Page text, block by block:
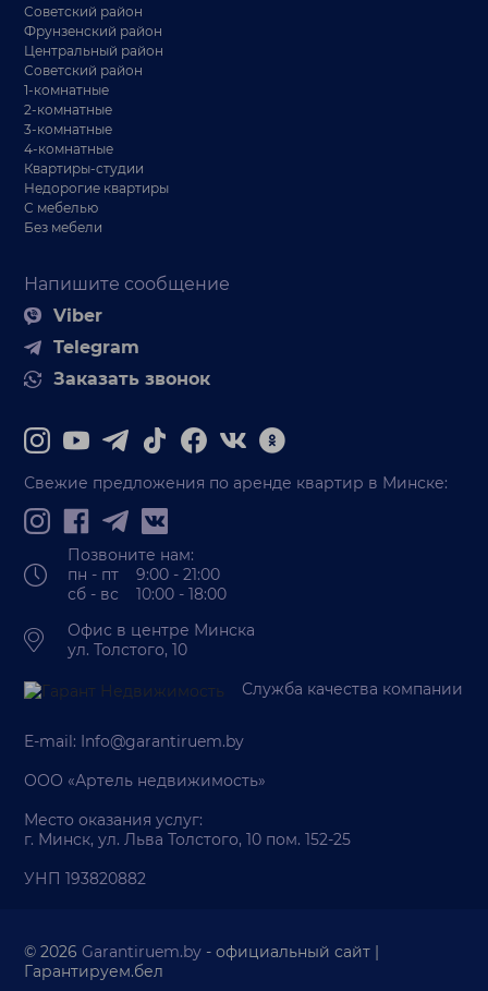
Напишите сообщение
Viber
Telegram
Заказать звонок
Советский район
Фрунзенский район
Центральный район
Советский район
1-комнатные
2-комнатные
3-комнатные
4-комнатные
Квартиры-студии
Недорогие квартиры
С мебелью
Без мебели
Свежие предложения по аренде квартир в Минске:
Позвоните нам:
пн - пт 9:00 - 21:00
сб - вс 10:00 - 18:00
Офис в центре Минска
ул. Толстого, 10
Служба качества компании
E-mail: Info@garantiruem.by
ООО «Артель недвижимость»
Место оказания услуг:
г. Минск, ул. Льва Толстого, 10 пом. 152-25
УНП 193820882
© 2026Garantiruem.by - официальный сайт |
Гарантируем.бел